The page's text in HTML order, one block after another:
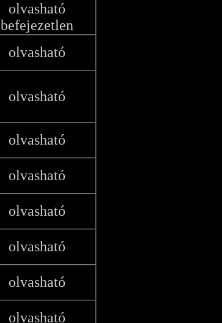
olvasható
befejezetlen
olvasható
olvasható
olvasható
olvasható
olvasható
olvasható
olvasható
olvasható